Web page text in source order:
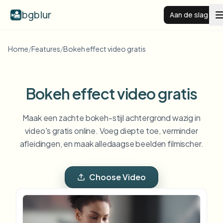
bgblur Aan de slag
Videoachtergrond vervagen
Voorbeelden
Alle voorbeelden bekijken
Gezicht vervagen
Kenteken vervagen
Functies
View all features
Browse every blur tool in one place
Scholen & onderwijs
Bronnen
Home/Features/Bokeh effect video gratis
Bokeh effect video gratis
Maak een zachte bokeh-stijl achtergrond wazig in
video's gratis online. Voeg diepte toe, verminder
afleidingen, en maak alledaagse beelden filmischer.
Choose Video